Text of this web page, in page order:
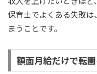
保育士でよくある失敗
まうことです。
額面月給だけで転